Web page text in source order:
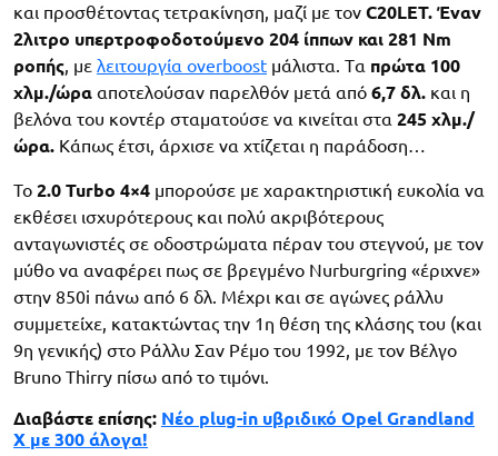
και προσθέτοντας τετρακίνηση, μαζί με τον C20LET. Έναν
2λιτρο υπερτροφοδοτούμενο 204 ίππων και 281 Nm
ροπής, με λειτουργία overboost μάλιστα. Tα πρώτα 100
χλμ./ώρα αποτελούσαν παρελθόν μετά από 6,7 δλ. και η
βελόνα του κοντέρ σταματούσε να κινείται στα 245 χλμ./
ώρα. Κάπως έτσι, άρχισε να χτίζεται η παράδοση…
Το 2.0 Turbo 4×4 μπορούσε με χαρακτηριστική ευκολία να
εκθέσει ισχυρότερους και πολύ ακριβότερους
ανταγωνιστές σε οδοστρώματα πέραν του στεγνού, με τον
μύθο να αναφέρει πως σε βρεγμένο Nurburgring «έριχνε»
στην 850i πάνω από 6 δλ. Μέχρι και σε αγώνες ράλλυ
συμμετείχε, κατακτώντας την 1η θέση της κλάσης του (και
9η γενικής) στο Ράλλυ Σαν Ρέμο του 1992, με τον Βέλγο
Bruno Thirry πίσω από το τιμόνι.
Διαβάστε επίσης: Νέο plug-in υβριδικό Opel Grandland
X με 300 άλογα!